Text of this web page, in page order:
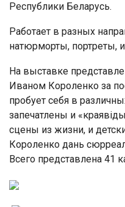
Республики Беларусь.
Работает в разных
натюрморты, портреты,
На выставке
Иваном Короленко за
пробует себя в
запечатлены и
сцены из жизни, и
Короленко дань
Всего представлена 41